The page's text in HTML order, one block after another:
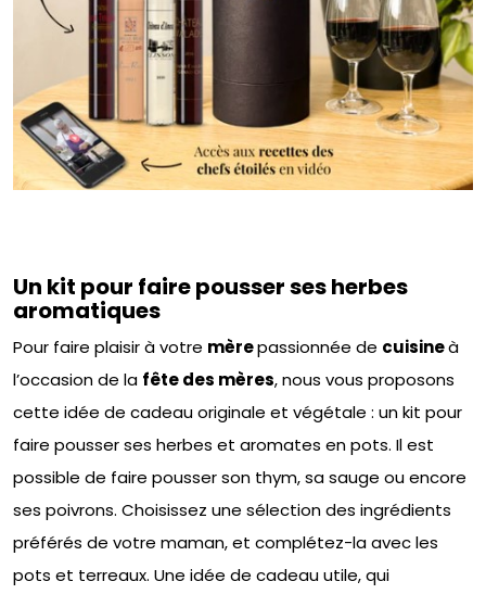
Un kit pour faire pousser ses herbes
aromatiques
Pour faire plaisir à votre mèrepassionnée de cuisineà
l’occasion de la fête des mères, nous vous proposons
cette idée de cadeau originale et végétale : un kit pour
faire pousser ses herbes et aromates en pots. Il est
possible de faire pousser son thym, sa sauge ou encore
ses poivrons. Choisissez une sélection des ingrédients
préférés de votre maman, et complétez-la avec les
pots et terreaux. Une idée de cadeau utile, qui